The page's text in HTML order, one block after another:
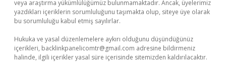
veya araştırma yükümlülüğümüz bulunmamaktadır. Ancak, üyelerimiz
yazdıkları içeriklerin sorumluluğunu taşımakta olup, siteye üye olarak
bu sorumluluğu kabul etmiş sayılırlar.
Hukuka ve yasal düzenlemelere aykırı olduğunu düşündüğünüz
içerikleri, backlinkpanelicomtr@gmail.com adresine bildirmeniz
halinde, ilgili içerikler yasal süre içerisinde sitemizden kaldırılacaktır.